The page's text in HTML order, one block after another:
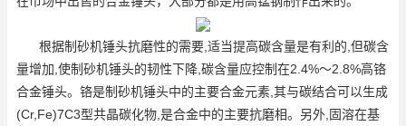
根据制砂机锤头抗磨性的需要,适当提高碳含量是有利的,但碳含
量增加,使制砂机锤头的韧性下降,碳含量应控制在2.4%～2.8%高铬
合金锤头。铬是制砂机锤头中的主要合金元素,其与碳结合可以生成
(Cr,Fe)7C3型共晶碳化物,是合金中的主要抗磨相。另外,固溶在基